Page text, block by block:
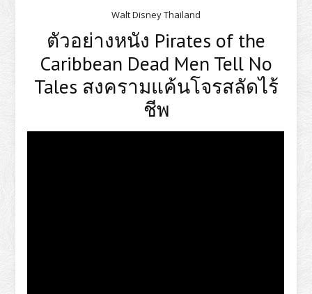
Walt Disney Thailand
ตัวอย่างหนัง Pirates of the
Caribbean Dead Men Tell No
Tales สงครามแค้นโจรสลัดไร้
ชีพ